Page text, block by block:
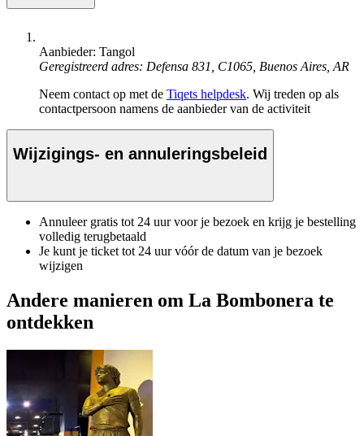
Aanbieder: Tangol
Geregistreerd adres: Defensa 831, C1065, Buenos Aires, AR
Neem contact op met de Tiqets helpdesk. Wij treden op als
contactpersoon namens de aanbieder van de activiteit
Wijzigings- en annuleringsbeleid
Annuleer gratis tot 24 uur voor je bezoek en krijg je bestelling
volledig terugbetaald
Je kunt je ticket tot 24 uur vóór de datum van je bezoek
wijzigen
Andere manieren om La Bombonera te
ontdekken